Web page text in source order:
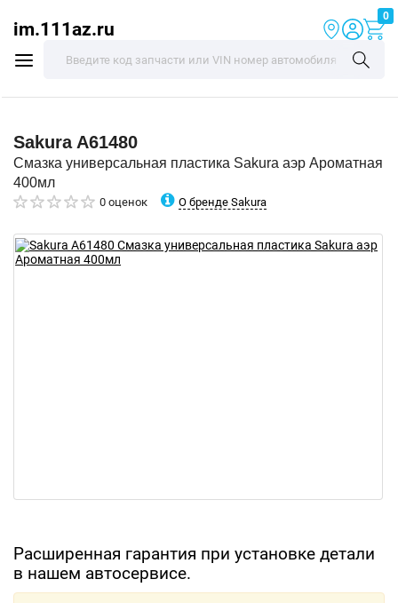
im.111az.ru
0
Sakura A61480
Смазка универсальная пластика Sakura аэр Ароматная
400мл
0 оценок О бренде Sakura
Расширенная гарантия при установке детали
в нашем автосервисе.